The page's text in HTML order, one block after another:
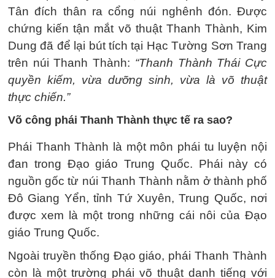
Tân đích thân ra cổng núi nghênh đón. Được
chứng kiến tận mắt võ thuật Thanh Thành, Kim
Dung đã để lại bút tích tại Hạc Tường Sơn Trang
trên núi Thanh Thành: “Thanh Thành Thái Cực
quyền kiếm, vừa dưỡng sinh, vừa là võ thuật
thực chiến.”
Võ công phái Thanh Thành thực tế ra sao?
Phái Thanh Thành là một môn phái tu luyện nội
đan trong Đạo giáo Trung Quốc. Phái này có
nguồn gốc từ núi Thanh Thành nằm ở thành phố
Đô Giang Yển, tỉnh Tứ Xuyên, Trung Quốc, nơi
được xem là một trong những cái nôi của Đạo
giáo Trung Quốc.
Ngoài truyền thống Đạo giáo, phái Thanh Thành
còn là một trường phái võ thuật danh tiếng với